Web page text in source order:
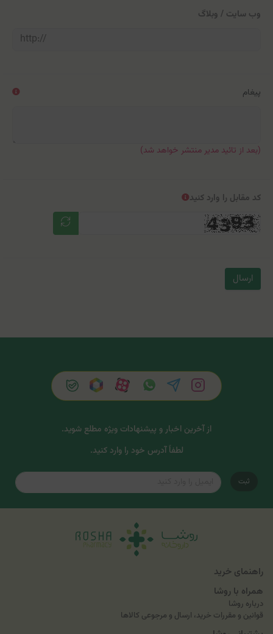
وب سایت / وبلاگ
پیغام
(بعد از تائید مدیر منتشر خواهد شد)
کد مقابل را وارد کنید
ارسال
از آخرین اخبار و پیشنهادات ویژه مطلع شوید.
لطفاً آدرس خود را وارد کنید.
ثبت
راهنمای خرید
همراه با روشا
درباره روشا
قوانین و مقررات خرید، ارسال و مرجوعی کالاها